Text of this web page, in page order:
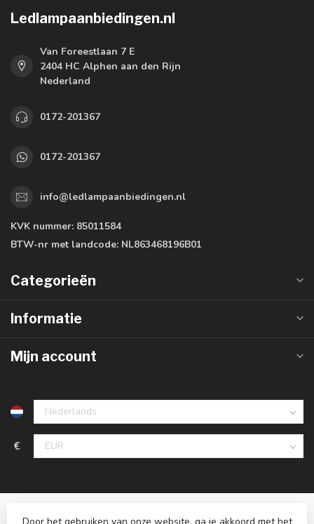
Ledlampaanbiedingen.nl
Van Foreestlaan 7 E
2404 HC Alphen aan den Rijn
Nederland
0172-201367
0172-201367
info@ledlampaanbiedingen.nl
KVK nummer: 85011584
BTW-nr met landcode: NL863468196B01
Categorieën
Informatie
Mijn account
€